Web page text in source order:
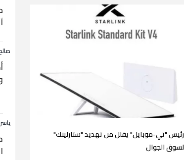
رئيس "تي-موبايل" يقلل من تهديد "ستارلينك"
لسوق الجوال